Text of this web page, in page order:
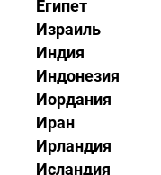
Египет
Израиль
Индия
Индонезия
Иордания
Иран
Ирландия
Исландия